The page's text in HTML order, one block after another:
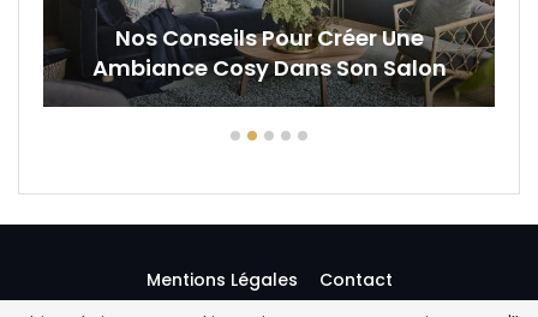
Nos Conseils Pour Créer Une
Ambiance Cosy Dans Son Salon
Mentions Légales
Contact